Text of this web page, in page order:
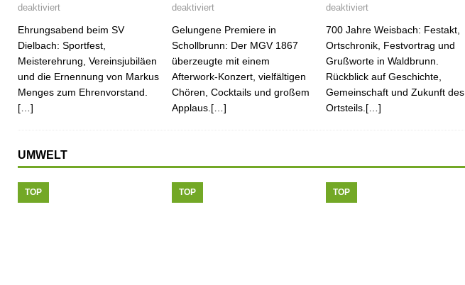
deaktiviert
Ehrungsabend beim SV
Dielbach: Sportfest,
Meisterehrung, Vereinsjubiläen
und die Ernennung von Markus
Menges zum Ehrenvorstand.
[…]
deaktiviert
Gelungene Premiere in
Schollbrunn: Der MGV 1867
überzeugte mit einem
Afterwork-Konzert, vielfältigen
Chören, Cocktails und großem
Applaus.[…]
deaktiviert
700 Jahre Weisbach: Festakt,
Ortschronik, Festvortrag und
Grußworte in Waldbrunn.
Rückblick auf Geschichte,
Gemeinschaft und Zukunft des
Ortsteils.[…]
UMWELT
TOP TOP TOP